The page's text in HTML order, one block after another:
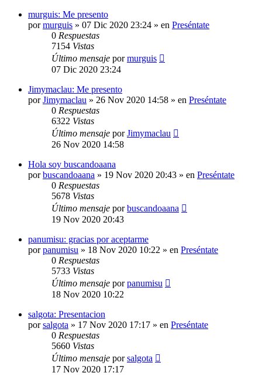
murguis: Me presento
pormurguis » 07 Dic 2020 23:24 » en Preséntate
0 Respuestas
7154 Vistas
Último mensaje pormurguis
07 Dic 2020 23:24
Jimymaclau: Me presento
porJimymaclau » 26 Nov 2020 14:58 » en Preséntate
0 Respuestas
6322 Vistas
Último mensaje porJimymaclau
26 Nov 2020 14:58
Hola soy buscandoaana
porbuscandoaana » 19 Nov 2020 20:43 » en Preséntate
0 Respuestas
5678 Vistas
Último mensaje porbuscandoaana
19 Nov 2020 20:43
panumisu: gracias por aceptarme
porpanumisu » 18 Nov 2020 10:22 » en Preséntate
0 Respuestas
5733 Vistas
Último mensaje porpanumisu
18 Nov 2020 10:22
salgota: Presentacion
porsalgota » 17 Nov 2020 17:17 » en Preséntate
0 Respuestas
5660 Vistas
Último mensaje porsalgota
17 Nov 2020 17:17